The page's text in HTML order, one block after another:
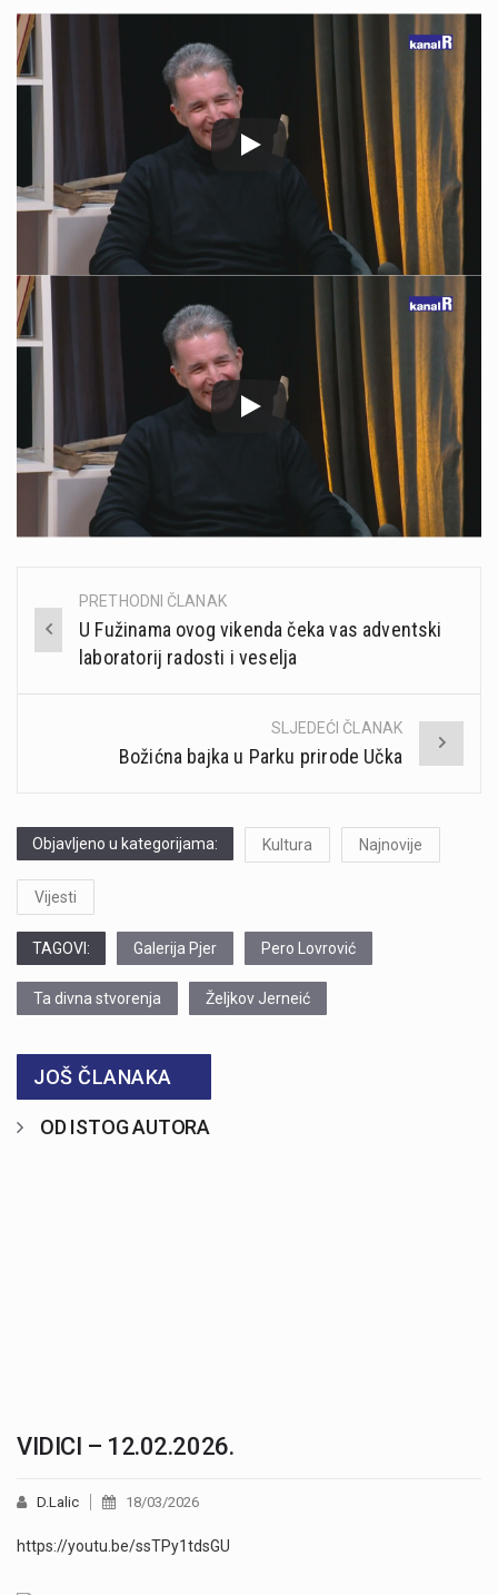
Post
navigation
PRETHODNI ČLANAK
U Fužinama ovog vikenda čeka vas adventski
laboratorij radosti i veselja
SLJEDEĆI ČLANAK
Božićna bajka u Parku prirode Učka
Objavljeno u kategorijama: Kultura Najnovije
Vijesti
TAGOVI: Galerija Pjer Pero Lovrović
Ta divna stvorenja Željkov Jerneić
JOŠ ČLANAKA
OD ISTOG AUTORA
VIDICI – 12.02.2026.
D.Lalic 18/03/2026
https://youtu.be/ssTPy1tdsGU